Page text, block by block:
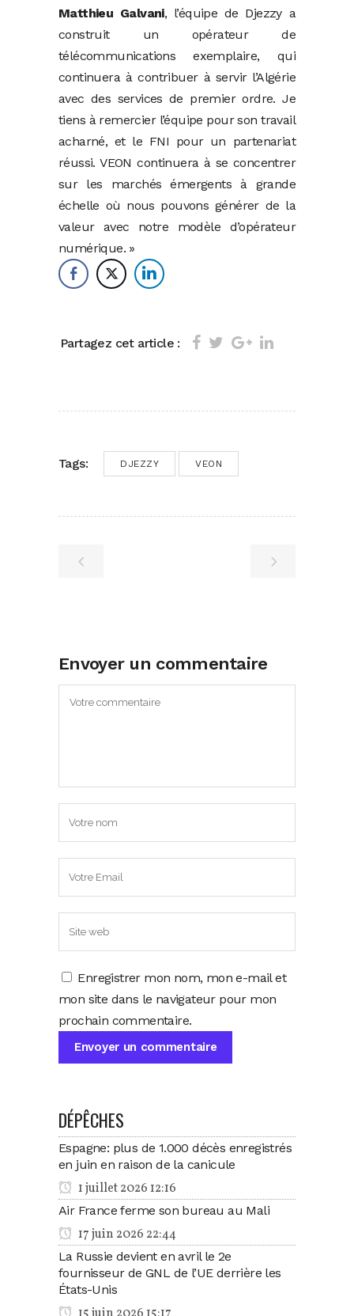
Matthieu Galvani, l’équipe de Djezzy a
construit un opérateur de
télécommunications exemplaire, qui
continuera à contribuer à servir l’Algérie
avec des services de premier ordre. Je
tiens à remercier l’équipe pour son travail
acharné, et le FNI pour un partenariat
réussi. VEON continuera à se concentrer
sur les marchés émergents à grande
échelle où nous pouvons générer de la
valeur avec notre modèle d’opérateur
numérique. »
Partagez cet article :
Tags: DJEZZY VEON
Envoyer un commentaire
Enregistrer mon nom, mon e-mail et
mon site dans le navigateur pour mon
prochain commentaire.
DÉPÊCHES
Espagne: plus de 1.000 décès enregistrés
en juin en raison de la canicule
1 juillet 2026 12:16
Air France ferme son bureau au Mali
17 juin 2026 22:44
La Russie devient en avril le 2e
fournisseur de GNL de l’UE derrière les
États-Unis